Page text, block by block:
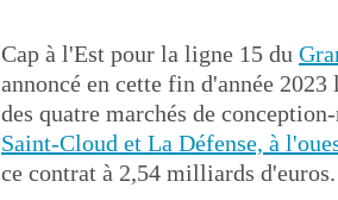
Cap à l'Est pour la ligne 15 du
annoncé en cette fin d'année
des quatre marchés de
Saint-Cloud et La Défense, à
ce contrat à 2,54 milliards d'euros.